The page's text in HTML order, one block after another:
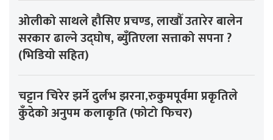
ओलीको साथले हौसिए प्रचण्ड, लाखौँ उतारेर बालेन
सरकार ढाल्ने उद्घोष, ब्युँतिएला सत्ताको सपना ?
(भिडियो सहित)
चट्टान चिरेर झर्ने दुर्लभ झरना,रुकुमपूर्वमा प्रकृतिले
कुँदेको अनुपम कलाकृति (फोटो फिचर)